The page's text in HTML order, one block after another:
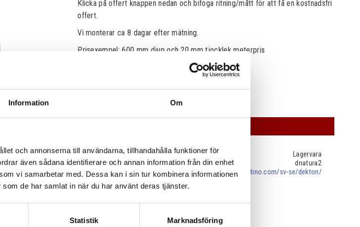
Information Om
och annonserna till användarna, tillhandahålla funktioner för
även sådana identifierare och annan information från din enhet
vi samarbetar med. Dessa kan i sin tur kombinera informationen
de har samlat in när du har använt deras tjänster.
Statistik Marknadsföring
Klicka på offert knappen nedan och bifoga ritning/mått för att få en kostnadsfri
offert.
Vi monterar ca 8 dagar efter mätning.
Prisexempel: 600 mm djup och 20 mm tjocklek meterpris
Lagerstatus
Lagervara
Artikelnr
dnatura2
Läs mer
cosentino.com/sv-se/dekton/